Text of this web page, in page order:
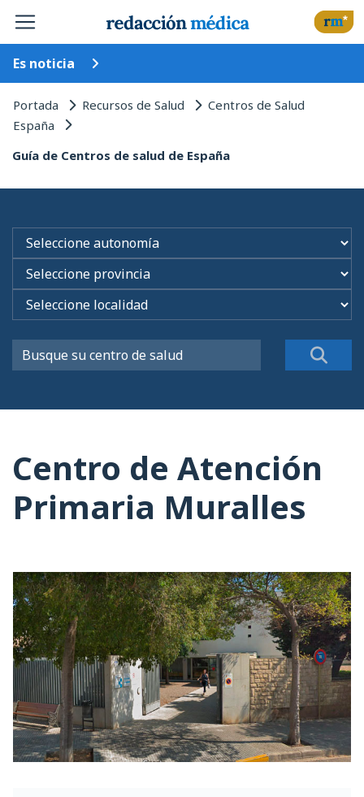
Es noticia
Portada Recursos de Salud Centros de Salud
España
Guía de Centros de salud de España
Centro de Atención
Primaria Muralles